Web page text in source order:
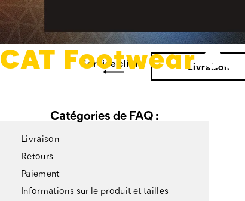
CAT Footwear
Service client Livraison
Catégories de FAQ :
Livraison
Retours
Paiement
Informations sur le produit et tailles